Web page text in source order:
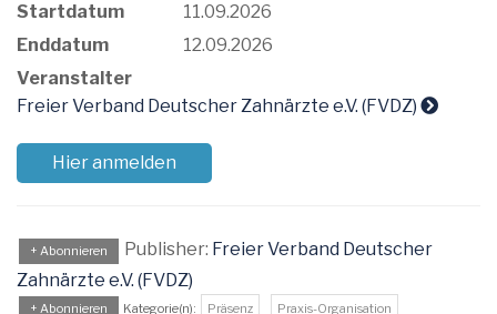
Startdatum
11.09.2026
Enddatum
12.09.2026
Veranstalter
Freier Verband Deutscher Zahnärzte e.V. (FVDZ)
Hier anmelden
+ Abonnieren Publisher: Freier Verband Deutscher
Zahnärzte e.V. (FVDZ)
+ Abonnieren Kategorie(n): Präsenz Praxis-Organisation